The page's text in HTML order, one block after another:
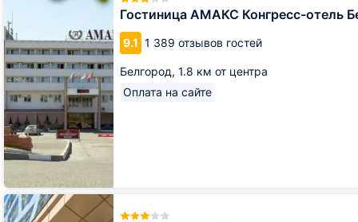
Гостиница АМАКС Конгресс-отель
9.1 1 389 отзывов гостей
Белгород, 1.8 км от центра
Оплата на сайте
Конгресс-
отель
Белгород
Гостиница
АртОтель